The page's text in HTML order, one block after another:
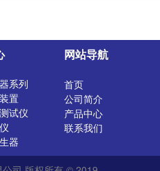
系列
置
试仪
器
试仪
网站导航
首页
公司简介
产品中心
联系我们